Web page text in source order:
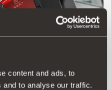
content and ads, to
to analyse our traffic.